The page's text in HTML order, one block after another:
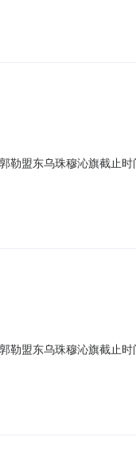
金，制版费、运费等乙方
勒盟东乌珠穆沁旗截止时
里处。供应商所提供的
勒盟东乌珠穆沁旗截止时
的货物必须为正品、未